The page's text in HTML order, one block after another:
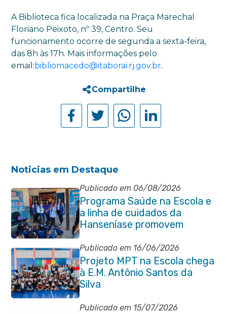
A Biblioteca fica localizada na Praça Marechal
Floriano Peixoto, nº 39, Centro. Seu
funcionamento ocorre de segunda a sexta-feira,
das 8h às 17h. Mais informações pelo
email:bibliomacedo@itaborai.rj.gov.br.
Compartilhe
Noticias em Destaque
Publicado em 06/08/2026
Programa Saúde na Escola e
a linha de cuidados da
Hanseníase promovem
conscientização sobre
hanseníase na E.M Adelaide
de Magalhães Seabra
Publicado em 16/06/2026
Projeto MPT na Escola chega
à E.M. Antônio Santos da
Silva
Publicado em 15/07/2026